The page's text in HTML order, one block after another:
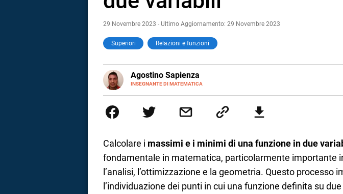
29 Novembre 2023 - Ultimo Aggiornamento: 29 Novembre 2023
Superiori Relazioni e funzioni
Agostino Sapienza
INSEGNANTE DI MATEMATICA
E-
MAIL
LINKEDIN
Internazionali a Messina e in Economia Internazionale a Padova.
studi commercialisti sono stato chiamato per una supplenza covid
di ruolo nel 2023
Calcolare i massimi e i minimi di una funzione in due
fondamentale in matematica, particolarmente importante
l’analisi, l’ottimizzazione e la geometria. Questo processo
l’individuazione dei punti in cui una funzione definita su